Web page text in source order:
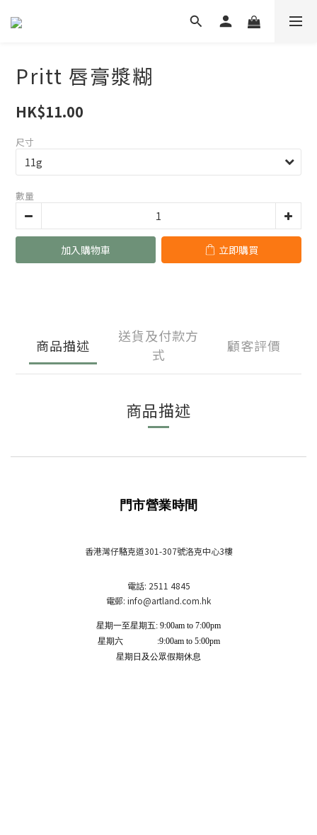
Pritt 唇膏漿糊
HK$11.00
尺寸
數量
加入購物車 立即購買
商品描述
送貨及付款方
式
顧客評價
商品描述
門市營業時間
香港灣仔駱克道301-307號洛克中心3樓
電話: 2511 4845
電郵: info@artland.com.hk
星期一至星期五: 9:00am to 7:00pm
星期六 :9:00am to 5:00pm
星期日及公眾假期休息